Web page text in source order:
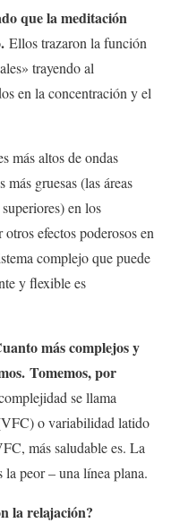
que la meditación
Ellos trazaron la función
trayendo al
en la concentración y el
más altos de ondas
más gruesas (las áreas
en los
efectos poderosos en
complejo que puede
y flexible es
más complejos y
Tomemos, por
se llama
o variabilidad latido
más saludable es. La
la peor – una línea plana.
la relajación?